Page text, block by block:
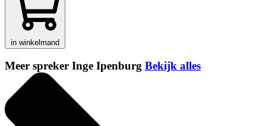
in winkelmand
Meer spreker Inge Ipenburg Bekijk alles